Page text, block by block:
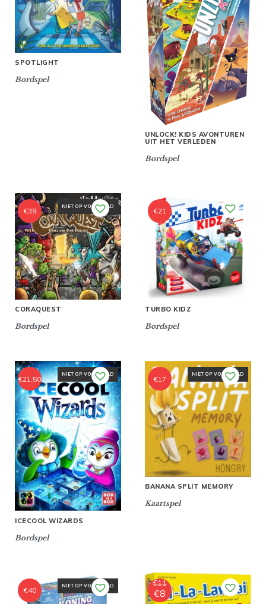
SPOTLIGHT
Bordspel
UNLOCK! KIDS AVONTUREN
UIT HET VERLEDEN
Bordspel
NIET OP VOORRAAD
CORAQUEST
Bordspel
€39
TURBO KIDZ
Bordspel
€21
NIET OP VOORRAAD
ICECOOL WIZARDS
Bordspel
€21,50
NIET OP VOORRAAD
BANANA SPLIT MEMORY
Kaartspel
€17
NIET OP VOORRAAD
€40
€11
Oorspronkelijke
€8
Huidige